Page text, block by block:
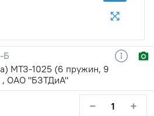
Б
МТЗ-1025 (6 пружин, 9
, ОАО "БЗТДиА"
− +